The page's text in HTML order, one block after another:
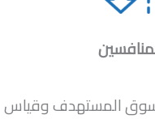
المستهدف وقياس